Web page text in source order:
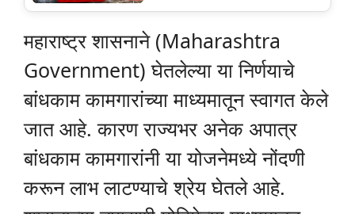
महाराष्ट्र शासनाने (Maharashtra
Government) घेतलेल्या या निर्णयाचे
बांधकाम कामगारांच्या माध्यमातून स्वागत केले
जात आहे. कारण राज्यभर अनेक अपात्र
बांधकाम कामगारांनी या योजनेमध्ये नोंदणी
करून लाभ लाटण्याचे श्रेय घेतले आहे.